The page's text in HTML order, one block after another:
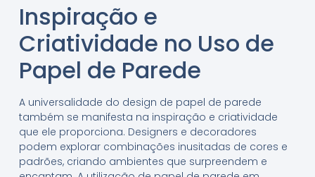
Inspiração e
Criatividade no Uso de
Papel de Parede
A universalidade do design de papel de parede
também se manifesta na inspiração e criatividade
que ele proporciona. Designers e decoradores
podem explorar combinações inusitadas de cores e
padrões, criando ambientes que surpreendem e